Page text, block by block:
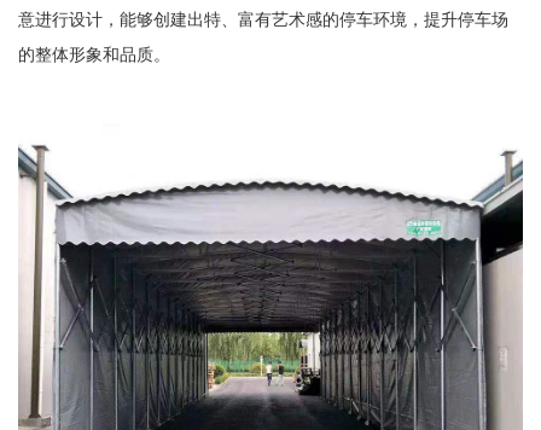
意进行设计，能够创建出特、富有艺术感的停车环境，提升停车场
的整体形象和品质。